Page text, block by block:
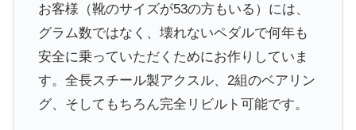
お客様（靴のサイズが53の方もいる）には、
グラム数ではなく、壊れないペダルで何年も
安全に乗っていただくためにお作りしていま
す。全長スチール製アクスル、2組のベアリン
グ、そしてもちろん完全リビルト可能です。